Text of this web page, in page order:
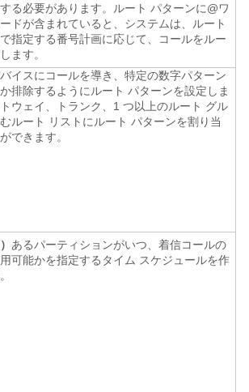
る必要があります。ルート パターンに@ワ
ドが含まれていると、システムは、ルート
指定する番号計画に応じて、コールをルー
ます。
イスにコールを導き、特定の数字パターン
排除するようにルート パターンを設定しま
ウェイ、トランク、1 つ以上のルート グル
ルート リストにルート パターンを割り当
できます。
あるパーティションがいつ、着信コールの
可能かを指定するタイム スケジュールを作